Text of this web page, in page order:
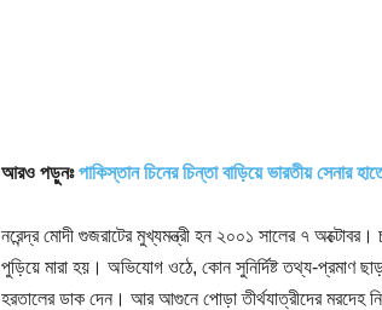
আরও পড়ুনঃপাকিস্তান চিনের চিন্তা বাড়িয়ে ভারতীয় সেনার
নরেন্দ্র মোদী গুজরাটের মুখ্যমন্ত্রী হন ২০০১ সালের ৭
পুড়িয়ে মারা হয়। অভিযোগ ওঠে, কোন সুনির্দিষ্ট তথ্য-প্রমাণ
হরতালের ডাক দেন। আর আগুনে পোড়া তীর্থযাত্রীদের মরদেহ